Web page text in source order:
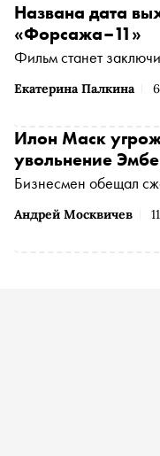
Екатерина Палкина
Названа дата
«Форсажа–11»
Фильм станет
Андрей Москвичев
Илон Маск
увольнение
Бизнесмен обещал